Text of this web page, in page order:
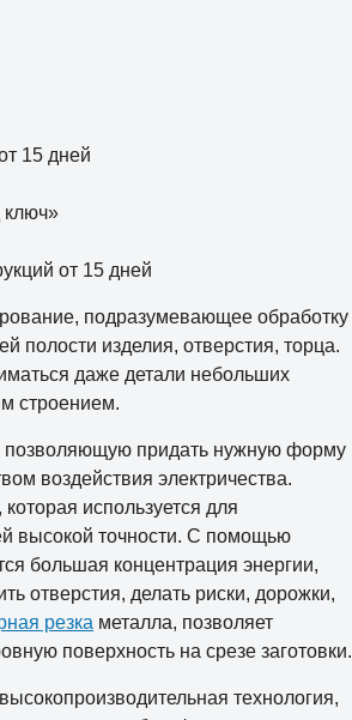
15 дней
ключ»
от 15 дней
подразумевающее обработку
полости изделия, отверстия, торца.
даже детали небольших
строением.
позволяющую придать нужную форму
воздействия электричества.
используется для
высокой точности. С помощью
большая концентрация энергии,
отверстия, делать риски, дорожки,
резка металла, позволяет
поверхность на срезе заготовки.
технология,